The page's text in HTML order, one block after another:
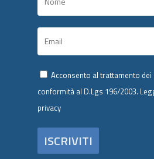
Acconsento al trattamento
conformità al D.Lgs 196/2003.
privacy